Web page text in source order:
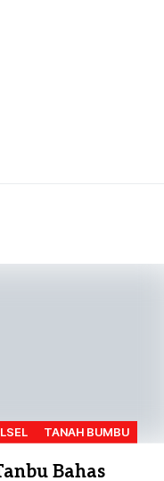
TANAH BUMBU
Bahas